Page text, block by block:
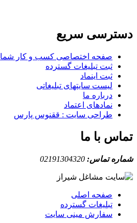
دسترسی سریع
صفحه اختصاصی کسب و کار شما
ثبت تبلیغات گسترده
ثبت اینماد
لیست سایتهای تبلیغاتی
درباره ما
نمادهای اعتماد
طراحی سایت : ققنوس پارس
تماس با ما
شماره تماس: 02191304320
صفحه اصلی
تبلیغات گسترده
سفارش مینی سایت